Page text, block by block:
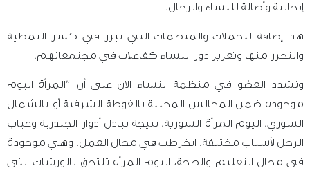
إيجابية وأصالة للنساء والرجال.
هذا إضافة للحملات والمنظمات التي تبرز في كسر النمطية
والتحرر منها وتعزيز دور النساء كفاعلات في مجتمعاتهم.
وتشدد العضو في منظمةالنساء الآن على أن “المرأة اليوم
موجودة ضمن المجالس المحلية بالغوطة الشرقية أو بالشمال
السوري، اليوم المرأة السورية، نتيجة تبادل أدوار الجندرية وغياب
الرجل لأسباب مختلفة، انخرطت في مجال العمل، وهي موجودة
في مجال التعليم والصحة، اليوم المرأة تلتحق بالورشات التي